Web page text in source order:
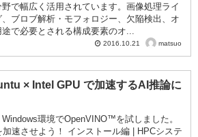
で幅広く活用されています。画像処理ライ
ブロブ解析・モフォロジー、欠陥検出、オ
で必要とされる構成要素のオ...
2016.10.21 matsuo
× Intel GPU で加速するAI推論に
環境でOpenVINO™を試しました。
速させよう！ インストール編 | HPCシステ